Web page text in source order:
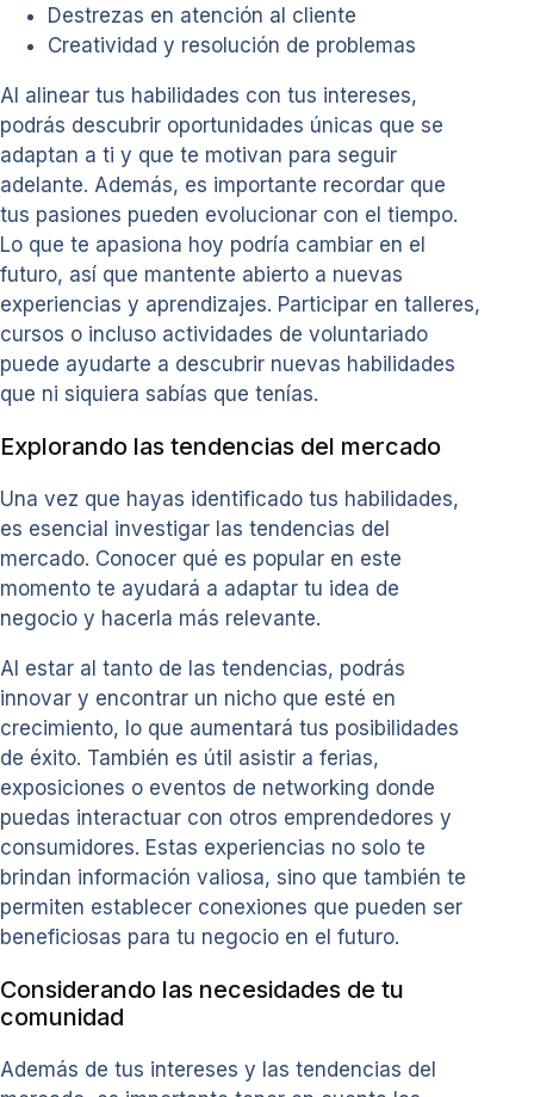
Destrezas en atención al cliente
Creatividad y resolución de problemas
Al alinear tus habilidades con tus intereses,
podrás descubrir oportunidades únicas que se
adaptan a ti y que te motivan para seguir
adelante. Además, es importante recordar que
tus pasiones pueden evolucionar con el tiempo.
Lo que te apasiona hoy podría cambiar en el
futuro, así que mantente abierto a nuevas
experiencias y aprendizajes. Participar en talleres,
cursos o incluso actividades de voluntariado
puede ayudarte a descubrir nuevas habilidades
que ni siquiera sabías que tenías.
Explorando las tendencias del mercado
Una vez que hayas identificado tus habilidades,
es esencial investigar las tendencias del
mercado. Conocer qué es popular en este
momento te ayudará a adaptar tu idea de
negocio y hacerla más relevante.
Al estar al tanto de las tendencias, podrás
innovar y encontrar un nicho que esté en
crecimiento, lo que aumentará tus posibilidades
de éxito. También es útil asistir a ferias,
exposiciones o eventos de networking donde
puedas interactuar con otros emprendedores y
consumidores. Estas experiencias no solo te
brindan información valiosa, sino que también te
permiten establecer conexiones que pueden ser
beneficiosas para tu negocio en el futuro.
Considerando las necesidades de tu
comunidad
Además de tus intereses y las tendencias del